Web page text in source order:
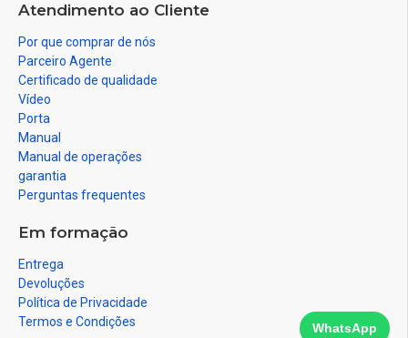
Atendimento ao Cliente
Por que comprar de nós
Parceiro Agente
Certificado de qualidade
Vídeo
Porta
Manual
Manual de operações
garantia
Perguntas frequentes
Em formação
Entrega
Devoluções
Política de Privacidade
Termos e Condições
WhatsApp